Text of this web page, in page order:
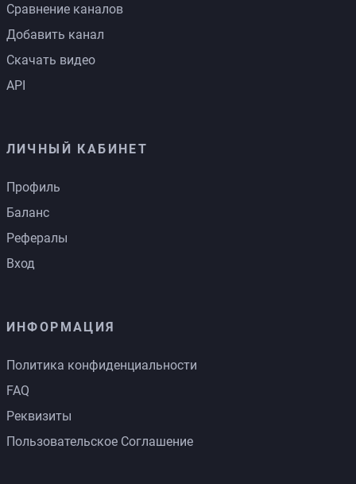
Сравнение каналов
Добавить канал
Скачать видео
API
ЛИЧНЫЙ КАБИНЕТ
Профиль
Баланс
Рефералы
Вход
ИНФОРМАЦИЯ
Политика конфиденциальности
FAQ
Реквизиты
Пользовательское Соглашение